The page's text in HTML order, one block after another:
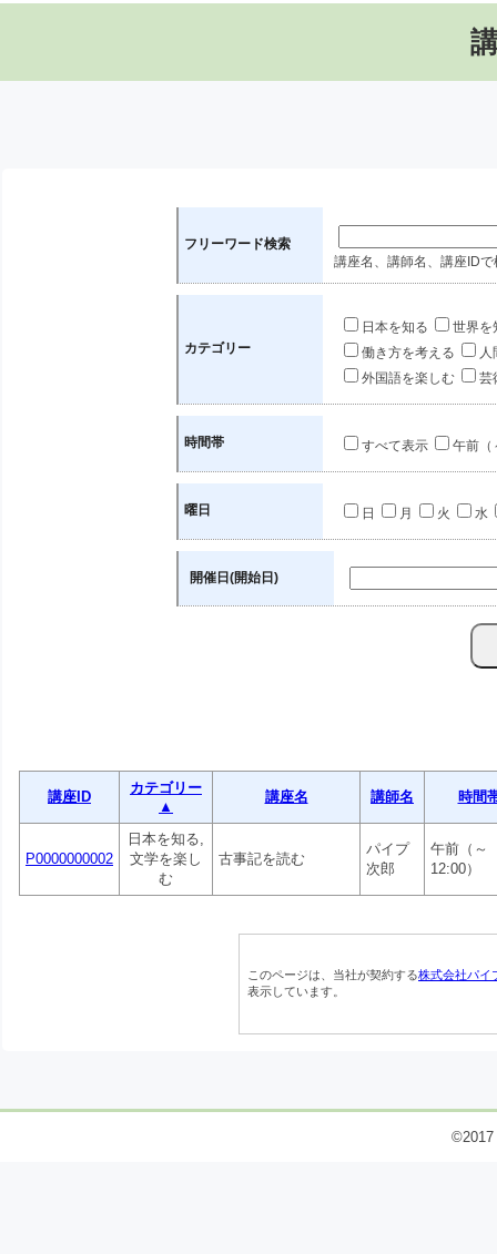
フリーワード検索
講座名、講師名、講座IDで
カテゴリー
日本を知る
世界を
働き方を考える
人
外国語を楽しむ
芸
時間帯 すべて表示 午前（
曜日 日 月 火 水
開催日(開始日)
講座ID
カテゴリー
▲
講座名 講師名 時間
P0000000002
日本を知る,
文学を楽し
む
古事記を読む
パイプ
次郎
午前（～
12:00）
このページは、当社が契約する株式会社パイ
表示しています。
©2017